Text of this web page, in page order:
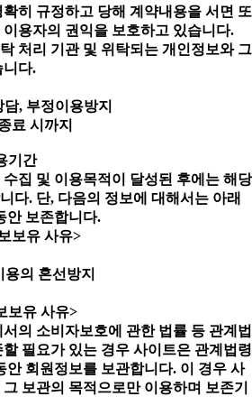
히 규정하고 당해 계약내용을 서면 또
용자의 권익을 보호하고 있습니다.
처리 기관 및 위탁되는 개인정보와 그
니다.
, 부정이용방지
료 시까지
기간
집 및 이용목적이 달성된 후에는 해당
다. 단, 다음의 정보에 대해서는 아래
안 보존합니다.
보유 사유>
의 혼선방지
보유 사유>
의 소비자보호에 관한 법률 등 관계법
필요가 있는 경우 사이트은 관계법령
안 회원정보를 보관합니다. 이 경우 사
보관의 목적으로만 이용하며 보존기